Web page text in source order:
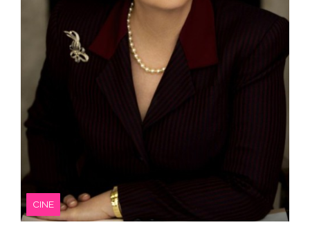
CINE